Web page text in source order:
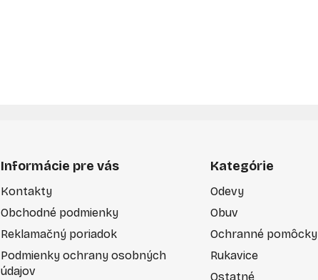
Informácie pre vás
Kontakty
Obchodné podmienky
Reklamačný poriadok
Podmienky ochrany osobných
údajov
Kategórie
Odevy
Obuv
Ochranné pomôcky
Rukavice
Ostatné